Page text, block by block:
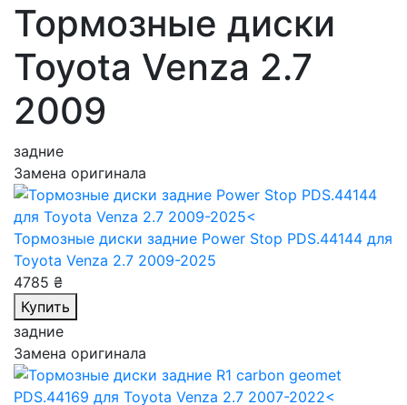
Тормозные диски
Toyota Venza 2.7
2009
задние
Замена оригинала
Тормозные диски задние Power Stop PDS.44144 для
Toyota Venza 2.7 2009-2025
4785 ₴
Купить
задние
Замена оригинала